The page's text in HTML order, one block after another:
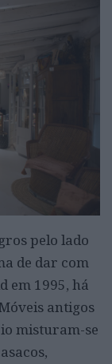
pelo lado
de dar com
em 1995, há
antigos
misturam-se